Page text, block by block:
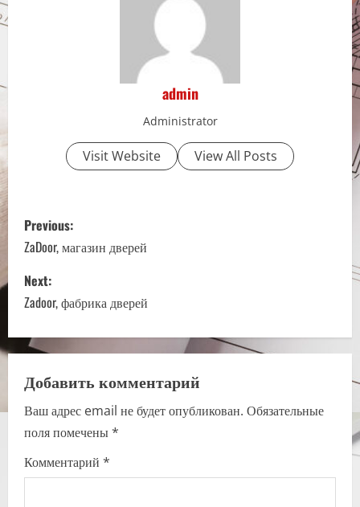
admin
Administrator
Visit Website View All Posts
P
o
s
t
n
a
v
i
g
Previous:
ZaDoor, магазин дверей
Next:
Zadoor, фабрика дверей
Добавить комментарий
Ваш адрес email не будет опубликован. Обязательные
поля помечены*
Комментарий *